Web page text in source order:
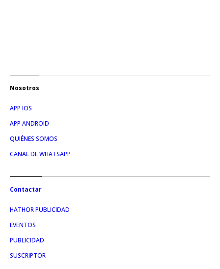
Nosotros
APP IOS
APP ANDROID
QUIÉNES SOMOS
CANAL DE WHATSAPP
Contactar
HATHOR PUBLICIDAD
EVENTOS
PUBLICIDAD
SUSCRIPTOR